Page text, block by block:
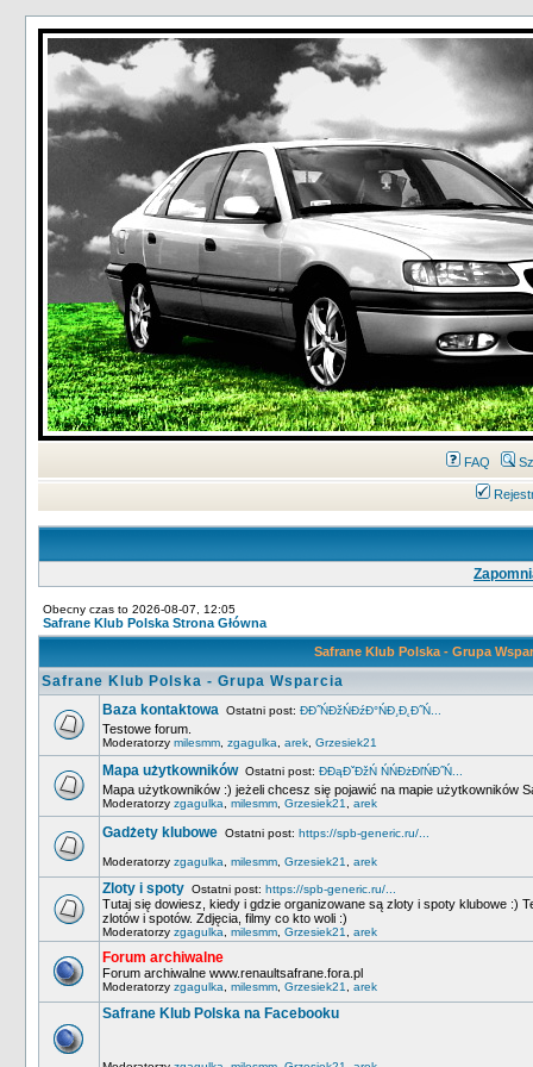
FAQ
Obecny czas to 2026-08-07, 12:05
Safrane Klub Polska Strona Główna
Safrane Klub Polska - Grupa
Safrane Klub Polska - Grupa Wsparcia
Baza kontaktowa Ostatni post: ĐĐ˝ŃĐžŃĐźĐ°ŃĐ¸Đ˛Đ˝Ń...
Testowe forum.
Moderatorzy milesmm zgagulka arek Grzesiek21
Mapa użytkownikówOstatni post: ĐĐąĐˇĐžŃ ŃŃĐżĐľŃĐ˝Ń...
Mapa użytkowników :) jeżeli chcesz się pojawić na mapie użytkowników
Moderatorzy zgagulka milesmm Grzesiek21 arek
Gadżety klubowe Ostatni post: https://spb-generic.ru/...
Moderatorzy zgagulka milesmm Grzesiek21 arek
Zloty i spoty Ostatni post: https://spb-generic.ru/...
Tutaj się dowiesz, kiedy i gdzie organizowane są zloty i spoty klubowe :)
zlotów i spotów. Zdjęcia, filmy co kto woli :)
Moderatorzy zgagulka milesmm Grzesiek21 arek
Forum archiwalne
Forum archiwalne www.renaultsafrane.fora.pl
Moderatorzy zgagulka milesmm Grzesiek21 arek
Safrane Klub Polska na Facebooku